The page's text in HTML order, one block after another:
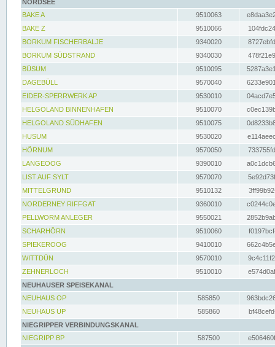
NORDSEE
BAKE A
9510063
BAKE Z
9510066
BORKUM FISCHERBALJE
9340020
BORKUM SÜDSTRAND
9340030
BÜSUM
9510095
DAGEBÜLL
9570040
EIDER-SPERRWERK AP
9530010
HELGOLAND BINNENHAFEN
9510070
HELGOLAND SÜDHAFEN
9510075
HUSUM
9530020
HÖRNUM
9570050
LANGEOOG
9390010
LIST AUF SYLT
9570070
MITTELGRUND
9510132
NORDERNEY RIFFGAT
9360010
PELLWORM ANLEGER
9550021
SCHARHÖRN
9510060
SPIEKEROOG
9410010
WITTDÜN
9570010
ZEHNERLOCH
9510010
NEUHAUSER SPEISEKANAL
NEUHAUS OP
585850
NEUHAUS UP
585860
NIEGRIPPER VERBINDUNGSKANAL
NIEGRIPP BP
587500